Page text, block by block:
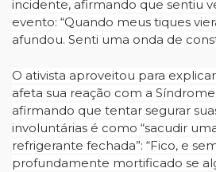
incidente, afirmando que sentiu
evento: “Quando meus tiques
afundou. Senti uma onda de
O ativista aproveitou para
afeta sua reação com a
afirmando que tentar segurar
involuntárias é como “sacudir
refrigerante fechada”: “Fico, e
profundamente mortificado se